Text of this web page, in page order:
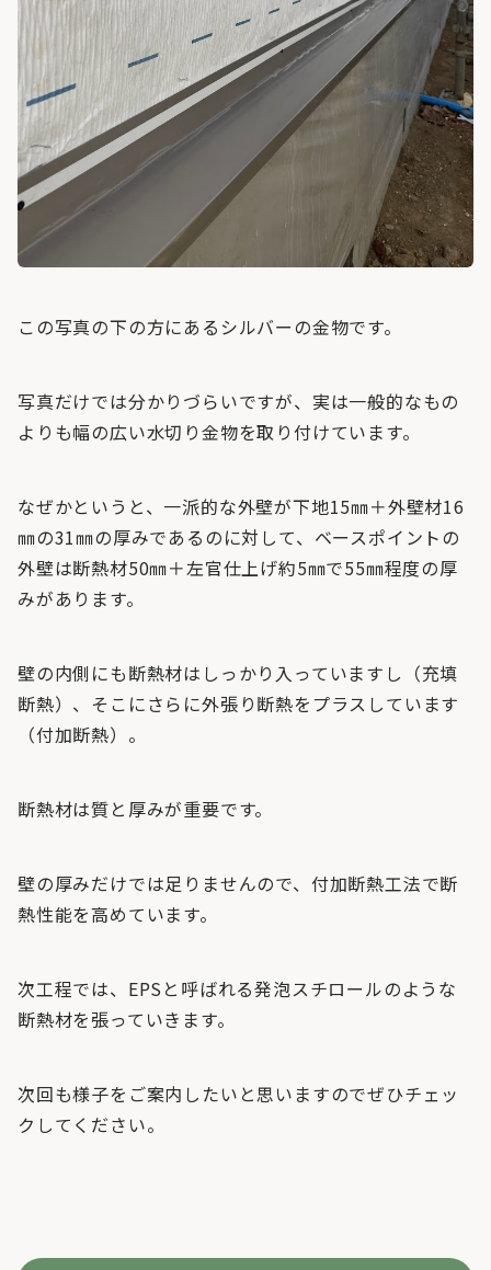
この写真の下の方にあるシルバーの金物です。
写真だけでは分かりづらいですが、実は一般的なもの
よりも幅の広い水切り金物を取り付けています。
なぜかというと、一派的な外壁が下地15㎜＋外壁材16
㎜の31㎜の厚みであるのに対して、ベースポイントの
外壁は断熱材50㎜＋左官仕上げ約5㎜で55㎜程度の厚
みがあります。
壁の内側にも断熱材はしっかり入っていますし（充填
断熱）、そこにさらに外張り断熱をプラスしています
（付加断熱）。
断熱材は質と厚みが重要です。
壁の厚みだけでは足りませんので、付加断熱工法で断
熱性能を高めています。
次工程では、EPSと呼ばれる発泡スチロールのような
断熱材を張っていきます。
次回も様子をご案内したいと思いますのでぜひチェッ
クしてください。